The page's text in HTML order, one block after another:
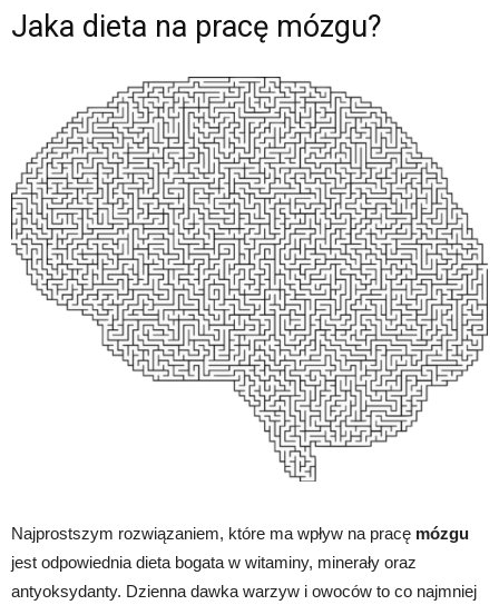
Jaka dieta na pracę mózgu?
Najprostszym rozwiązaniem, które ma wpływ na pracę mózgu
jest odpowiednia dieta bogata w witaminy, minerały oraz
antyoksydanty. Dzienna dawka warzyw i owoców to co najmniej